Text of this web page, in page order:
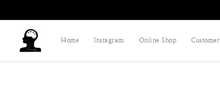
Home Instagram Online Shop